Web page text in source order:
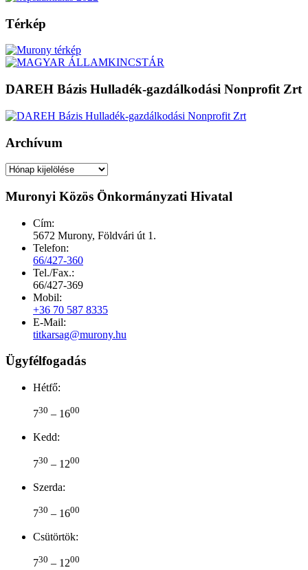
Térkép
DAREH Bázis Hulladék-gazdálkodási Nonprofit Zrt
Archívum
Archívum
Muronyi Közös Önkormányzati Hivatal
Cím:
5672 Murony, Földvári út 1.
Telefon:
66/427-360
Tel./Fax.:
66/427-369
Mobil:
+36 70 587 8335
E-Mail:
titkarsag@murony.hu
Ügyfélfogadás
Hétfő:
730 – 1600
Kedd:
730 – 1200
Szerda:
730 – 1600
Csütörtök:
730 – 1200